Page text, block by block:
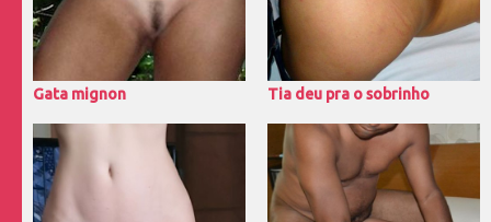
Gata mignon Tia deu pra o sobrinho